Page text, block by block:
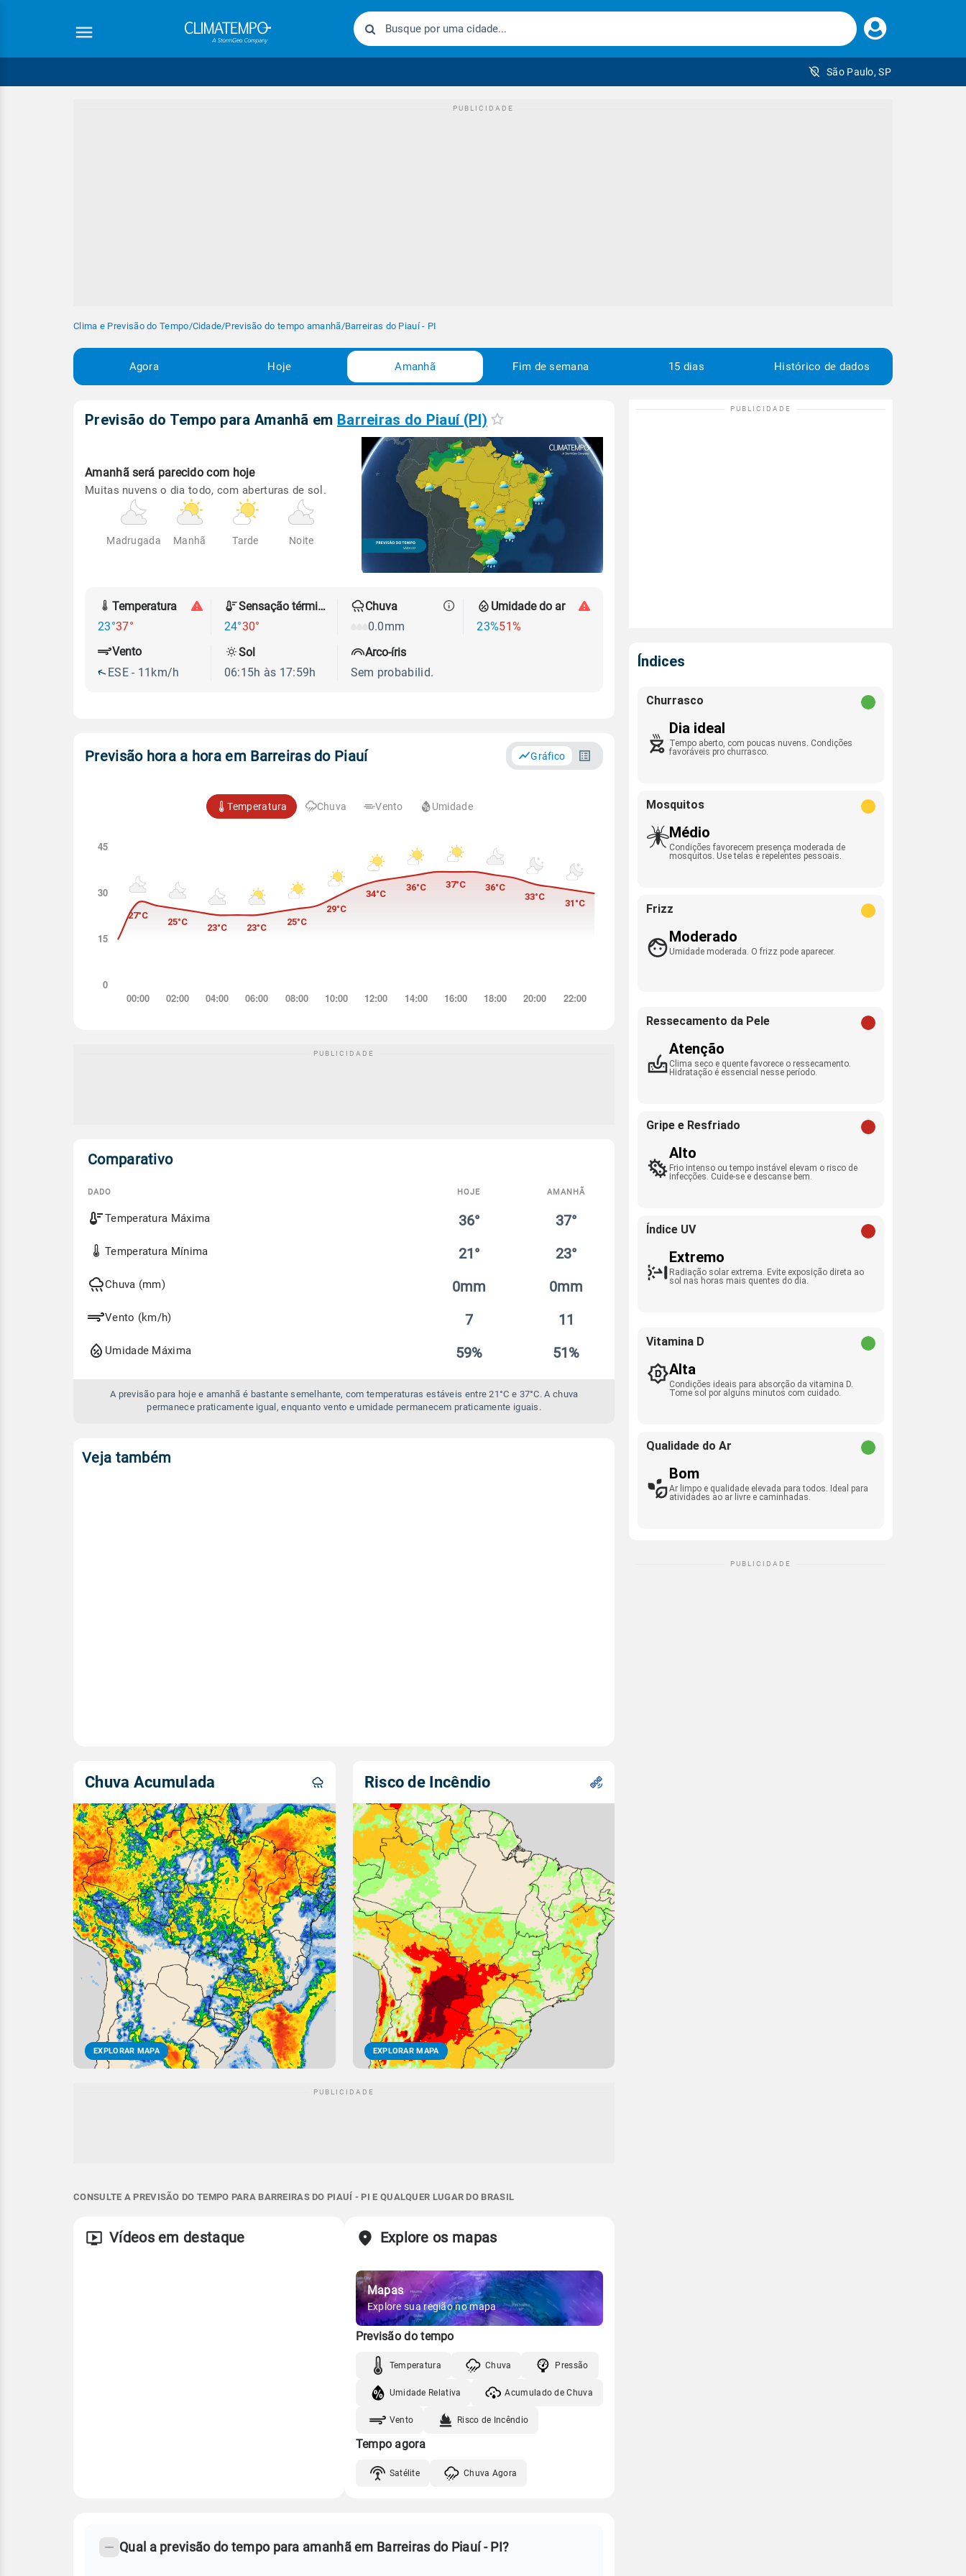
Faça
seu
São Paulo, SP
Clima e Previsão do Tempo/Cidade/Previsão do tempo amanhã/Barreiras do Piauí - PI
Agora Hoje Amanhã Fim de semana 15 dias Histórico de dados
Previsão do Tempo para Amanhã em Barreiras do Piauí (PI)
Amanhã será parecido com hoje
Muitas nuvens o dia todo, com aberturas de sol.
Madrugada Manhã Tarde Noite
Temperatura
23°37°
Sensação térmica
24°30°
Chuva
0.0mm
Umidade do ar
23%51%
Vento
ESE - 11km/h
Sol
06:15h às 17:59h
Arco-íris
Sem probabilid.
Previsão hora a hora em Barreiras do Piauí Gráfico
Temperatura Chuva Vento Umidade
Comparativo
Comparativo
entre
previsão
amanhã
DADO HOJE AMANHÃ
Temperatura Máxima 36° 37°
Temperatura Mínima 21° 23°
Chuva (mm) 0mm 0mm
Vento (km/h) 7 11
Umidade Máxima 59% 51%
A previsão para hoje e amanhã é bastante semelhante, com temperaturas estáveis entre 21°C e 37°C. A chuva
permanece praticamente igual, enquanto vento e umidade permanecem praticamente iguais.
Veja também
Chuva Acumulada
EXPLORAR MAPA
Risco de Incêndio
EXPLORAR MAPA
CONSULTE A PREVISÃO DO TEMPO PARA BARREIRAS DO PIAUÍ - PI E QUALQUER LUGAR DO BRASIL
Vídeos em destaque Explore os mapas
Mapas
Explore sua região no mapa
Previsão do tempo
Temperatura Chuva Pressão
Umidade Relativa Acumulado de Chuva
Vento Risco de Incêndio
Tempo agora
Satélite Chuva Agora
Qual a previsão do tempo para amanhã em Barreiras do Piauí - PI?
Índices
Churrasco
Dia ideal
Tempo aberto, com poucas nuvens. Condições
favoráveis pro churrasco.
Mosquitos
Médio
Condições favorecem presença moderada de
mosquitos. Use telas e repelentes pessoais.
Frizz
Moderado
Umidade moderada. O frizz pode aparecer.
Ressecamento da Pele
Atenção
Clima seco e quente favorece o ressecamento.
Hidratação é essencial nesse período.
Gripe e Resfriado
Alto
Frio intenso ou tempo instável elevam o risco de
infecções. Cuide-se e descanse bem.
Índice UV
Extremo
Radiação solar extrema. Evite exposição direta ao
sol nas horas mais quentes do dia.
Vitamina D
Alta
Condições ideais para absorção da vitamina D.
Tome sol por alguns minutos com cuidado.
Qualidade do Ar
Bom
Ar limpo e qualidade elevada para todos. Ideal para
atividades ao ar livre e caminhadas.